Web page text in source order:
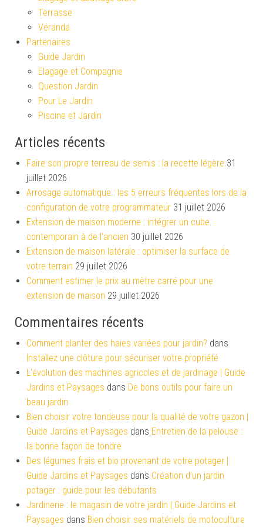
Terrasse
Véranda
Partenaires
Guide Jardin
Elagage et Compagnie
Question Jardin
Pour Le Jardin
Piscine et Jardin
Articles récents
Faire son propre terreau de semis : la recette légère 31
juillet 2026
Arrosage automatique : les 5 erreurs fréquentes lors de la
configuration de votre programmateur 31 juillet 2026
Extension de maison moderne : intégrer un cube
contemporain à de l’ancien 30 juillet 2026
Extension de maison latérale : optimiser la surface de
votre terrain 29 juillet 2026
Comment estimer le prix au mètre carré pour une
extension de maison 29 juillet 2026
Commentaires récents
Comment planter des haies variées pour jardin? dans
Installez une clôture pour sécuriser votre propriété
L'évolution des machines agricoles et de jardinage | Guide
Jardins et Paysages dans De bons outils pour faire un
beau jardin
Bien choisir votre tondeuse pour la qualité de votre gazon |
Guide Jardins et Paysages dans Entretien de la pelouse :
la bonne façon de tondre
Des légumes frais et bio provenant de votre potager |
Guide Jardins et Paysages dans Création d’un jardin
potager : guide pour les débutants
Jardinerie : le magasin de votre jardin | Guide Jardins et
Paysages dans Bien choisir ses matériels de motoculture